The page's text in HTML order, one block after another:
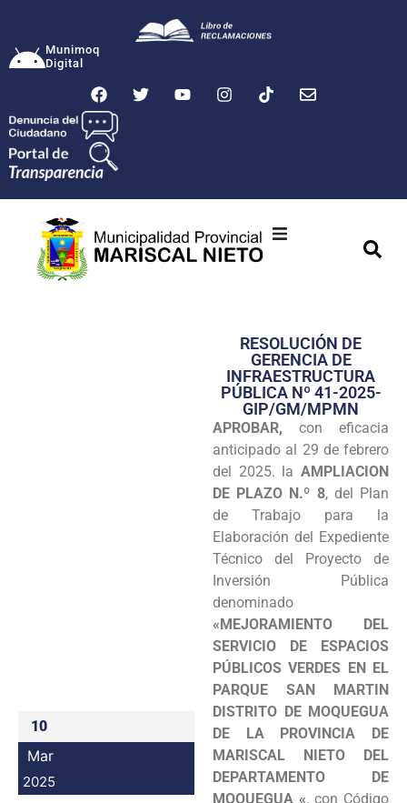
Munimoq
Digital
Transparencia
Seguridad
Programas
Intranet
10
Mar
2025
RESOLUCIÓN DE
GERENCIA DE
INFRAESTRUCTURA
PÚBLICA Nº 41-2025-
GIP/GM/MPMN
APROBAR, con eficacia
anticipado al 29 de febrero
del 2025. la AMPLIACION
DE PLAZO N.º 8, del Plan
de Trabajo para la
Elaboración del Expediente
Técnico del Proyecto de
Inversión Pública
denominado
«MEJORAMIENTO DEL
SERVICIO DE ESPACIOS
PÚBLICOS VERDES EN EL
PARQUE SAN MARTIN
DISTRITO DE MOQUEGUA
DE LA PROVINCIA DE
MARISCAL NIETO DEL
DEPARTAMENTO DE
MOQUEGUA «. con Código